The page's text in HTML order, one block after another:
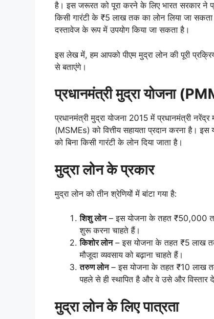
है। इस जरूरत को पूरा करने के लिए भारत सरकार ने
किसी गारंटी के ₹5 लाख तक का लोन लिया जा
दस्तावेज के रूप में उपयोग किया जा सकता है।
इस लेख में, हम आपको पीएम मुद्रा लोन की पूरी
से बताएंगे।
प्रधानमंत्री मुद्रा योजना
प्रधानमंत्री मुद्रा योजना 2015 में प्रधानमंत्री नरेंद्र
(MSMEs) को वित्तीय सहायता प्रदान करना है। इस
को बिना किसी गारंटी के लोन दिया जाता है।
मुद्रा लोन के प्रकार
मुद्रा लोन को तीन श्रेणियों में बांटा गया है:
शिशु लोन– इस योजना के तहत ₹50,000 तक
शुरू करना चाहते हैं।
किशोर लोन– इस योजना के तहत ₹5 लाख तक
मौजूदा व्यवसाय को बढ़ाना चाहते हैं।
तरुण लोन– इस योजना के तहत ₹10 लाख तक
पहले से ही स्थापित है और वे उसे और विस्तार
मुद्रा लोन के लिए पात्रता